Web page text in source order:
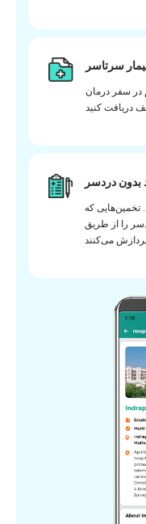
سرتاسر
در سفر درمان
بدون دردسر
تخمین‌هایی که
را از طریق